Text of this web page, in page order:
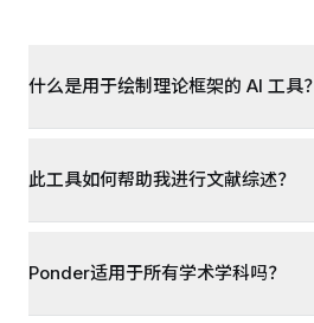
什么是用于绘制理论框架的 AI 工具？
此工具如何帮助我进行文献综述？
Ponder适用于所有学术学科吗？